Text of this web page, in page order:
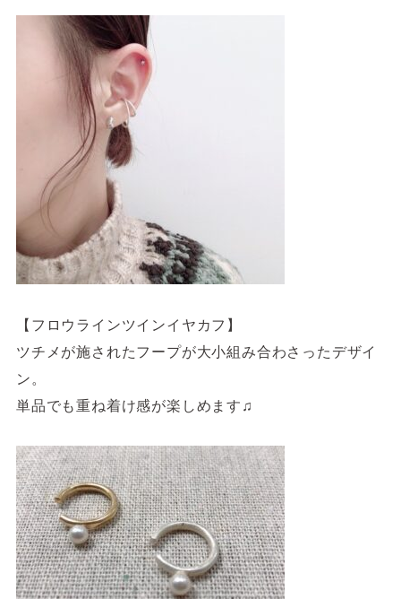
【フロウラインツインイヤカフ】
ツチメが施されたフープが大小組み合わさったデザイ
ン。
単品でも重ね着け感が楽しめます♫